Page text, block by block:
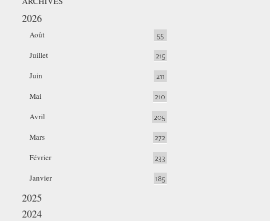
2026
Août 55
Juillet 215
Juin 211
Mai 210
Avril 205
Mars 272
Février 233
Janvier 185
2025
2024